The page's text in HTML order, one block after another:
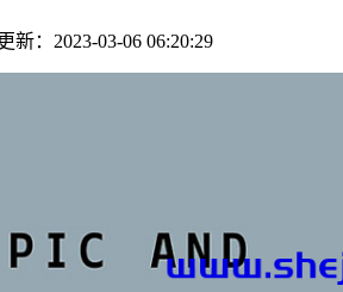
更新：2023-03-06 06:20:29